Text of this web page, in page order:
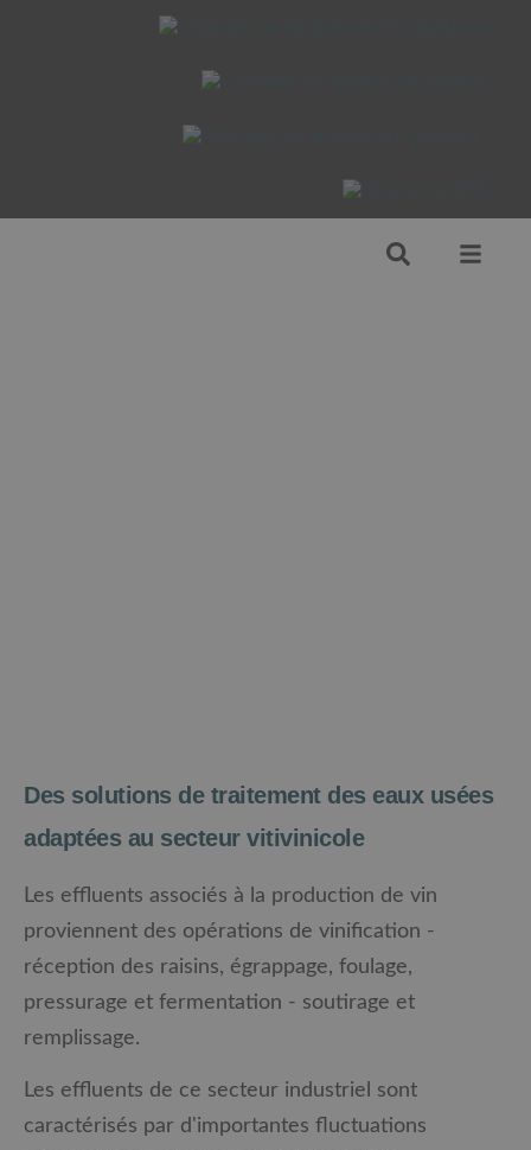
Des solutions de traitement des eaux usées
adaptées au secteur vitivinicole
Les effluents associés à la production de vin
proviennent des opérations de vinification -
réception des raisins, égrappage, foulage,
pressurage et fermentation - soutirage et
remplissage.
Les effluents de ce secteur industriel sont
caractérisés par d'importantes fluctuations